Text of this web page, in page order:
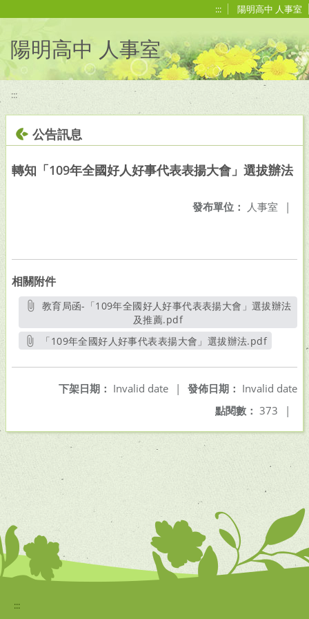
::: 陽明高中 人事室
陽明高中 人事室
:::
公告訊息
轉知「109年全國好人好事代表表揚大會」選拔辦法
發布單位： 人事室 |
相關附件
及推薦.pdf另開新視窗
「109年全國好人好事代表表揚大會」選拔辦法.pdf
發佈日期： Invalid date
下架日期： Invalid date
|
點閱數： 373 |
:::